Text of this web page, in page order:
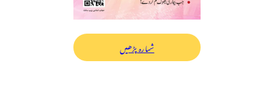
شمارہ پڑھیں